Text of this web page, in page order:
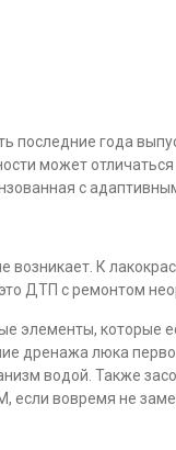
последние года
может
с
возникает. К
ДТП с ремонтом
элементы, которые
дренажа люка
водой. Также
если вовремя не